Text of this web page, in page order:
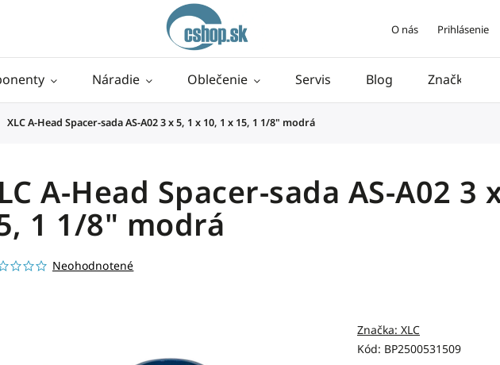
O nás Prihlásenie
Náradie Oblečenie Servis Blog Značky
XLC A-Head Spacer-sada AS-A02 3 x 5, 1 x 10, 1 x 15, 1 1/8" modrá
A-Head Spacer-sada AS-A02 3
1 1/8" modrá
Neohodnotené
Kód: BP2500531509
Značka: XLC